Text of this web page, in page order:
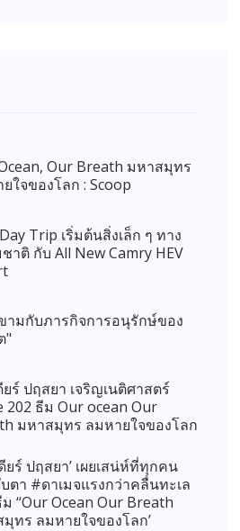
Our Breath มหาสมุทร
ใจของโลก : Scoop
Trip เริ่มต้นสิ่งเล็ก ๆ ทาง
าติ กับ All New Camry HEV
ามกับภารกิจการอนุรักษ์ของ
"
ยร์ ปฤสยา เจริญเนติศาสตร์
202 ธีม Our ocean Our
มหาสมุทร ลมหายใจของโลก
ดียร์ ปฤสยา’ เผยเสน่ห์ที่ทุกคน
ตา #ดาเมจแรงกว่าคลื่นทะเล
‘‘Our Ocean Our Breath
ทร ลมหายใจของโลก’